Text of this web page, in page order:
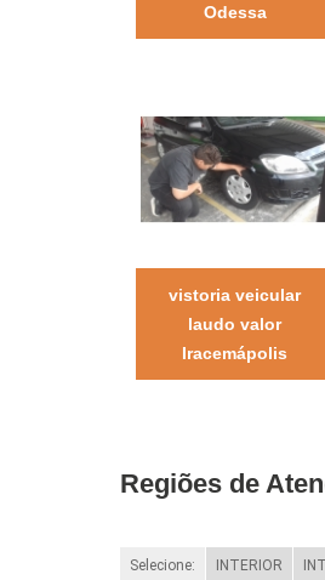
Odessa
vistoria veicular
laudo valor
Iracemápolis
Regiões de
Selecione: INTERIOR